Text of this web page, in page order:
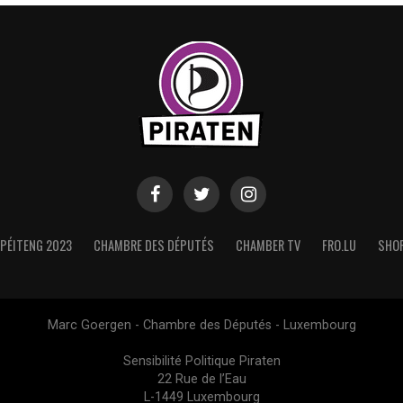
2023 CHAMBRE DES DÉPUTÉS CHAMBER TV FRO.LU
Marc Goergen - Chambre des Députés - Luxembourg
Sensibilité Politique Piraten
22 Rue de l’Eau
L-1449 Luxembourg